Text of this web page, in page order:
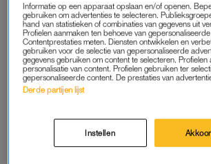
START GRATIS
Daarna €5,95 per
Al abonnee? Log in
GOED ARTIKEL? DELEN
Informatie op een apparaat opslaan en/of openen.
gebruiken om advertenties te selecteren.
hand van statistieken of combinaties van gegevens uit
Profielen aanmaken ten behoeve van
Contentprestaties meten. Diensten ontwikkelen en
gebruiken voor de selectie van gepersonaliseerde
gegevens gebruiken om content te selecteren. Profielen
personalisatie van content. Profielen gebruiken ter
gepersonaliseerde content. De prestaties van
Derde partijen lijst
Instellen